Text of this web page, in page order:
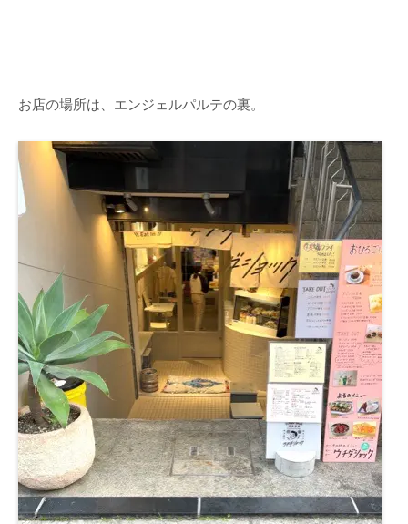
お店の場所は、エンジェルパルテの裏。